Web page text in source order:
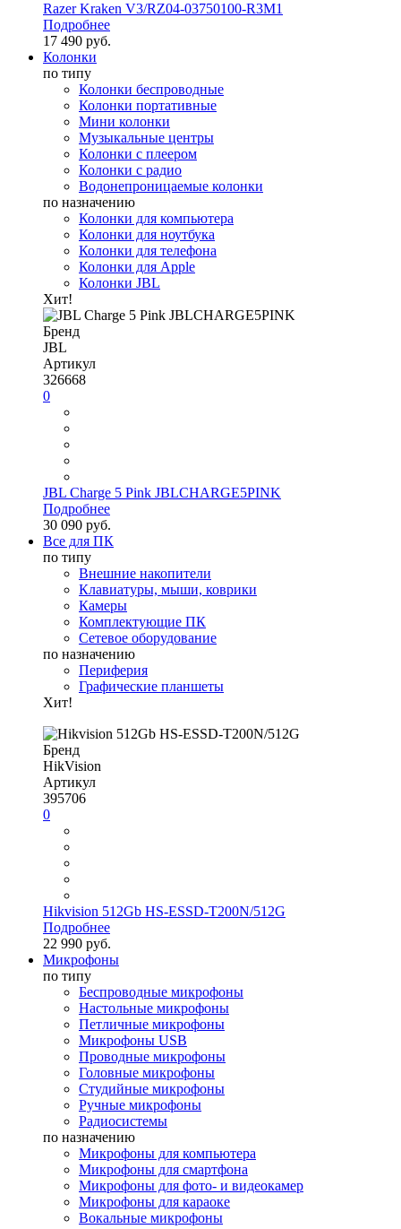
Razer Kraken V3/RZ04-03750100-R3M1
Подробнее
17 490 руб.
Колонки
по типу
Колонки беспроводные
Колонки портативные
Мини колонки
Музыкальные центры
Колонки с плеером
Колонки с радио
Водонепроницаемые колонки
по назначению
Колонки для компьютера
Колонки для ноутбука
Колонки для телефона
Колонки для Apple
Колонки JBL
Хит!
Бренд
JBL
Артикул
326668
0
JBL Charge 5 Pink JBLCHARGE5PINK
Подробнее
30 090 руб.
Все для ПК
по типу
Внешние накопители
Клавиатуры, мыши, коврики
Камеры
Комплектующие ПК
Сетевое оборудование
по назначению
Периферия
Графические планшеты
Хит!
Бренд
HikVision
Артикул
395706
0
Hikvision 512Gb HS-ESSD-T200N/512G
Подробнее
22 990 руб.
Микрофоны
по типу
Беспроводные микрофоны
Настольные микрофоны
Петличные микрофоны
Микрофоны USB
Проводные микрофоны
Головные микрофоны
Студийные микрофоны
Ручные микрофоны
Радиосистемы
по назначению
Микрофоны для компьютера
Микрофоны для смартфона
Микрофоны для фото- и видеокамер
Микрофоны для караоке
Вокальные микрофоны